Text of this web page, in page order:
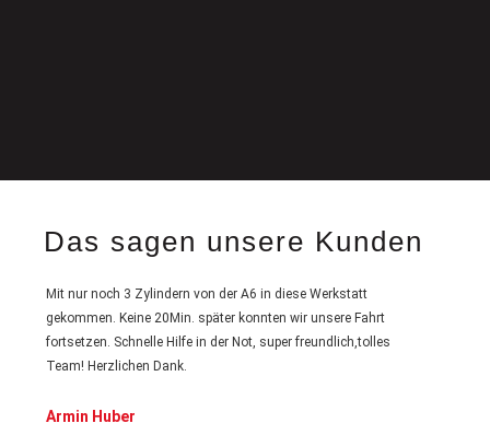
Das sagen unsere Kunden
Mit nur noch 3 Zylindern von der A6 in diese Werkstatt
gekommen. Keine 20Min. später konnten wir unsere Fahrt
fortsetzen. Schnelle Hilfe in der Not, super freundlich,tolles
Team! Herzlichen Dank.
Armin Huber